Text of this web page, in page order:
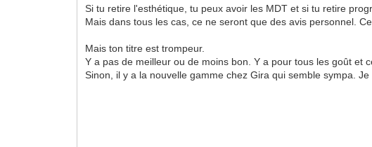
Si tu retire l'esthétique, tu peux avoir les MDT et si tu retire
Mais dans tous les cas, ce ne seront que des avis personnel.
Mais ton titre est trompeur.
Y a pas de meilleur ou de moins bon. Y a pour tous les goût et
Sinon, il y a la nouvelle gamme chez Gira qui semble sympa.